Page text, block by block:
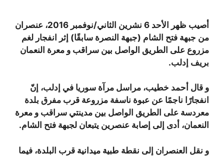
أصيب ظهر الأحد 6 نشرين الثاني/نوفمبر 2016، عنصران
من جبهة فتح الشام (جبهة النصرة سابقًا) إثر انفجار لغم
مزروع على الطريق الواصل بين سراقب و معرة النعمان
بريف إدلب.
و قال أحمد خطيب، مراسل مرآة سوريا في إدلب، إنّ
انفجارًا ناجمًا عن عبوة ناسفة مزروعة قرب مفرق بلدة
معردسة على الطريق الواصل بين مدينتي سراقب و معرة
النعمان، أدى إلى إصابة عنصرين يتبعان لجبهة فتح الشام.
و نقل العنصران إلى نقطة طبية ميدانية قرب البلدة، فيما